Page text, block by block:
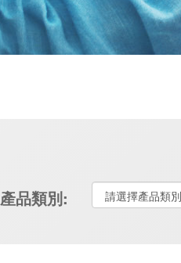
產品類別: